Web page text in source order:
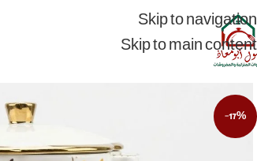
Skip to navigation
Skip to main content
-17%